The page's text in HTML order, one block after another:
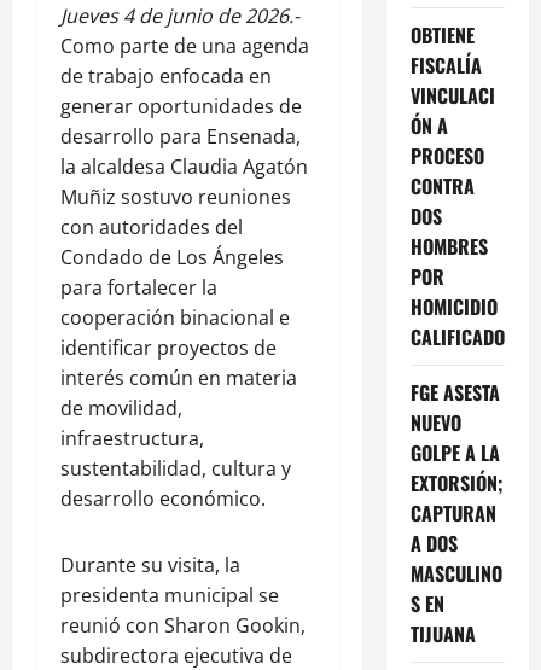
Jueves 4 de junio de 2026.-
Como parte de una agenda
de trabajo enfocada en
generar oportunidades de
desarrollo para Ensenada,
la alcaldesa Claudia Agatón
Muñiz sostuvo reuniones
con autoridades del
Condado de Los Ángeles
para fortalecer la
cooperación binacional e
identificar proyectos de
interés común en materia
de movilidad,
infraestructura,
sustentabilidad, cultura y
desarrollo económico.
Durante su visita, la
presidenta municipal se
reunió con Sharon Gookin,
subdirectora ejecutiva de
OBTIENE
FISCALÍA
VINCULACI
ÓN A
PROCESO
CONTRA
DOS
HOMBRES
POR
HOMICIDIO
CALIFICADO
FGE ASESTA
NUEVO
GOLPE A LA
EXTORSIÓN;
CAPTURAN
A DOS
MASCULINO
S EN
TIJUANA